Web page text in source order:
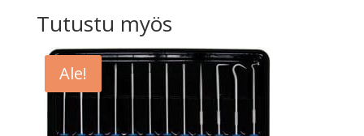
Tutustu myös
Ale!